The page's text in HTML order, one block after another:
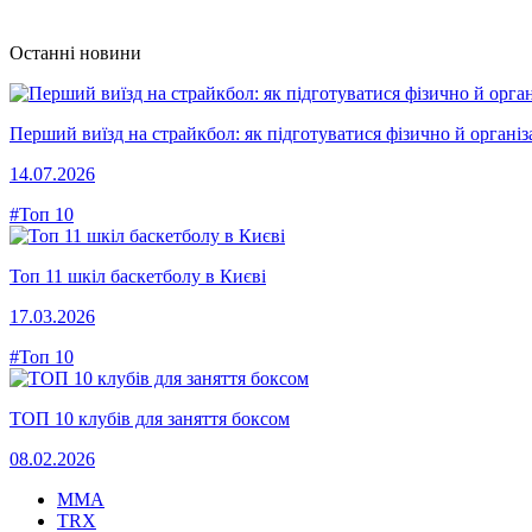
Останні новини
Перший виїзд на страйкбол: як підготуватися фізично й
14.07.2026
#Топ 10
Топ 11 шкіл баскетболу в Києві
17.03.2026
#Топ 10
ТОП 10 клубів для заняття боксом
08.02.2026
MMA
TRX